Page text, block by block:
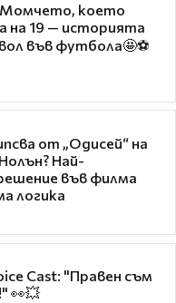
Момчето, което
на 19 — историята
във футбола🤩⚽
от „Одисей“ на
Най-
във филма
логика
Cast: "Правен съм
👀💥